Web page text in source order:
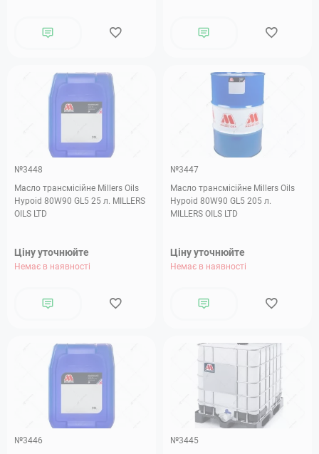
№3448
Масло трансмісійне Millers Oils
Hypoid 80W90 GL5 25 л. MILLERS
OILS LTD
Ціну уточнюйте
Немає в наявності
№3447
Масло трансмісійне Millers Oils
Hypoid 80W90 GL5 205 л.
MILLERS OILS LTD
Ціну уточнюйте
Немає в наявності
№3446
№3445